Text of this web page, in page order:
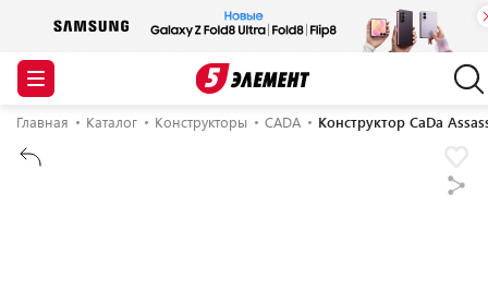
Главная Каталог Конструкторы CADA Конструктор CaDa